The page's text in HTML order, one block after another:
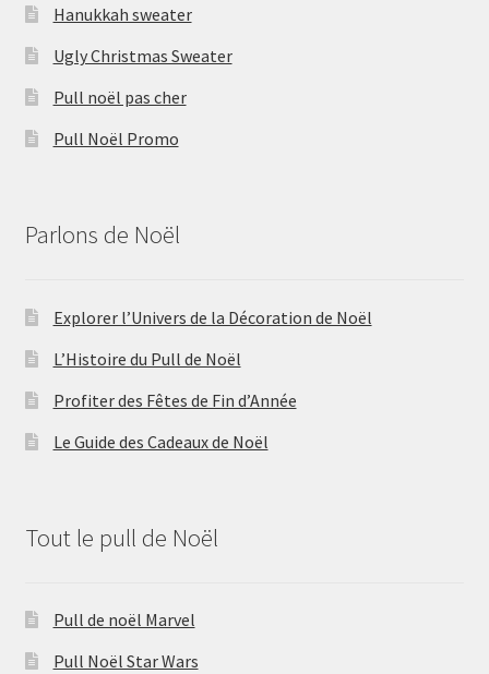
Hanukkah sweater
Ugly Christmas Sweater
Pull noël pas cher
Pull Noël Promo
Parlons de Noël
Explorer l’Univers de la Décoration de Noël
L’Histoire du Pull de Noël
Profiter des Fêtes de Fin d’Année
Le Guide des Cadeaux de Noël
Tout le pull de Noël
Pull de noël Marvel
Pull Noël Star Wars